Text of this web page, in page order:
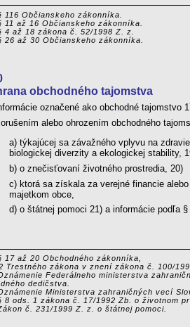
116 Občianskeho zákonníka.
11 až 16 Občianskeho zákonníka.
4 až 18 zákona č. 52/1998 Z. z.
26 až 30 Občianskeho zákonníka.
obchodného tajomstva
označené ako obchodné tajomstvo
alebo ohrozením obchodného
a) týkajúcej sa závažného vplyvu na
biologickej diverzity a ekologickej stability,
b) o znečisťovaní životného prostredia, 20)
c) ktorá sa získala za verejné financie
majetkom obce,
d) o štátnej pomoci 21) a informácie podľa
17 až 20 Obchodného zákonníka,
Trestného zákona v znení zákona č. 100/
Federálneho ministerstva
dedičstva.
Ministerstva zahraničných vecí
8 ods. 1 zákona č. 17/1992 Zb. o životnom
č. 231/1999 Z. z. o štátnej pomoci.